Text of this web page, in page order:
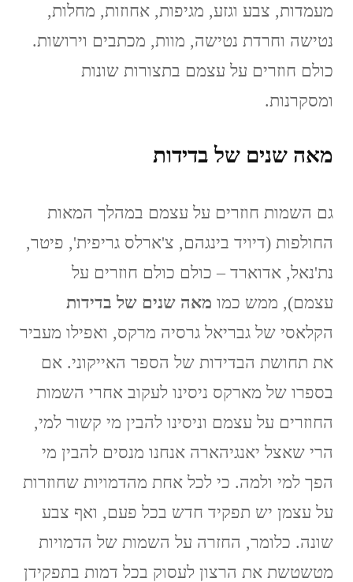
מעמדות, צבע וגזע, מגיפות, אחוזות, מחלות,
נטישה וחרדת נטישה, מוות, מכתבים וירושות.
כולם חוזרים על עצמם בתצורות שונות
ומסקרנות.
מאה שנים של בדידות
גם השמות חוזרים על עצמם במהלך המאות
החולפות (דיויד בינגהם, צ'ארלס גריפית', פיטר,
נת'נאל, אדוארד – כולם כולם חוזרים על
עצמם), ממש כמו מאה שנים של בדידות
הקלאסי של גבריאל גרסיה מרקס, ואפילו מעביר
את תחושת הבדידות של הספר האייקוני. אם
בספרו של מארקס ניסינו לעקוב אחרי השמות
החוזרים על עצמם וניסינו להבין מי קשור למי,
הרי שאצל יאנגיהארה אנחנו מנסים להבין מי
הפך למי ולמה. כי לכל אחת מהדמויות שחוזרות
על עצמן יש תפקיד חדש בכל פעם, ואף צבע
שונה. כלומר, החזרה על השמות של הדמויות
מטשטשת את הרצון לעסוק בכל דמות בתפקידן